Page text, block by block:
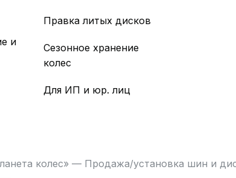
и
Правка литых дисков
Сезонное хранение
колес
Для ИП и юр. лиц
колес» — Продажа/установка шин и